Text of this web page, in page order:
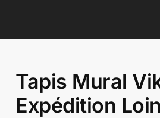
Tapis Mural
Expédition